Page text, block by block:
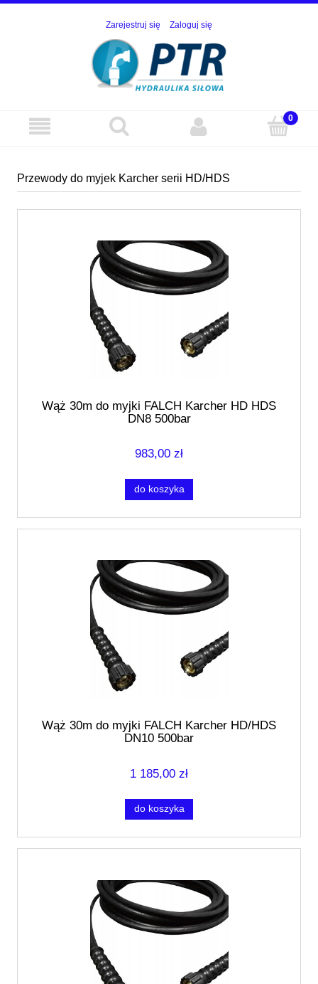
Zarejestruj się Zaloguj się
Przewody do myjek Karcher serii HD/HDS
Wąż 30m do myjki FALCH Karcher HD HDS
DN8 500bar
983,00 zł
do koszyka
Wąż 30m do myjki FALCH Karcher HD/HDS
DN10 500bar
1 185,00 zł
do koszyka